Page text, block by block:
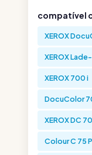
compatível
XEROX
XEROX
XEROX 700 i
DocuColor
XEROX DC
Colour C 75